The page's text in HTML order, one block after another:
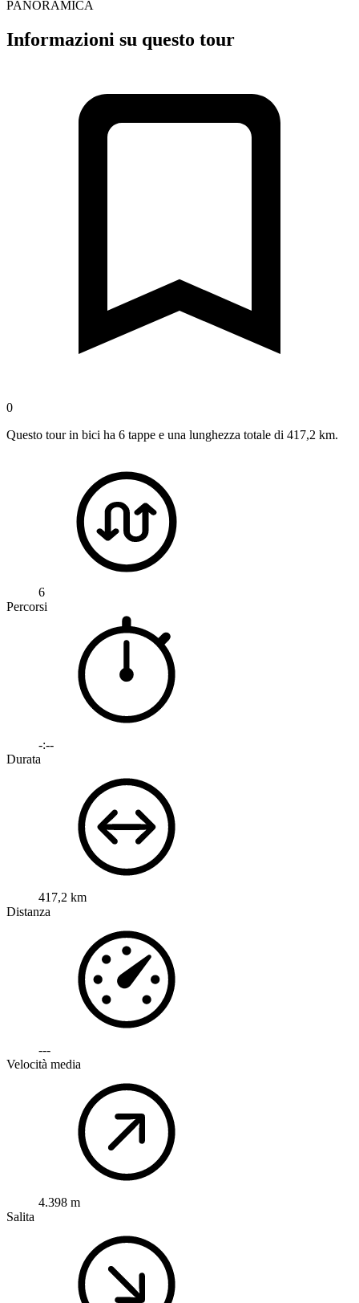
PANORAMICA
Informazioni su questo tour
0
Questo tour in bici ha 6 tappe e una lunghezza totale di 417,2 km.
6
Percorsi
-:--
Durata
417,2 km
Distanza
---
Velocità media
4.398 m
Salita